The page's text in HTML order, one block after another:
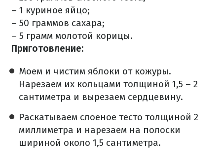
– 1 куриное яйцо;
– 50 граммов сахара;
– 5 грамм молотой корицы.
Приготовление:
Моем и чистим яблоки от кожуры.
Нарезаем их кольцами толщиной 1,5 – 2
сантиметра и вырезаем сердцевину.
Раскатываем слоеное тесто толщиной 2
миллиметра и нарезаем на полоски
шириной около 1,5 сантиметра.